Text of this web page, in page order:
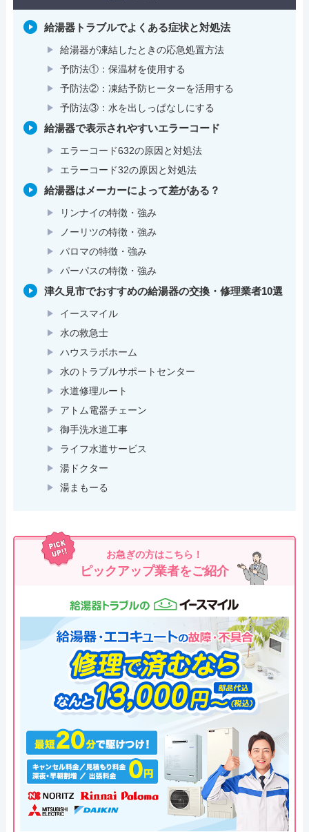
給湯器トラブルでよくある症状と対処法
給湯器が凍結したときの応急処置方法
予防法①：保温材を使用する
予防法②：凍結予防ヒーターを活用する
予防法③：水を出しっぱなしにする
給湯器で表示されやすいエラーコード
エラーコード632の原因と対処法
エラーコード32の原因と対処法
給湯器はメーカーによって差がある？
リンナイの特徴・強み
ノーリツの特徴・強み
パロマの特徴・強み
パーパスの特徴・強み
津久見市でおすすめの給湯器の交換・修理業者10選
イースマイル
水の救急士
ハウスラボホーム
水のトラブルサポートセンター
水道修理ルート
アトム電器チェーン
御手洗水道工事
ライフ水道サービス
湯ドクター
湯まもーる
お急ぎの方はこちら！
ピックアップ業者をご紹介